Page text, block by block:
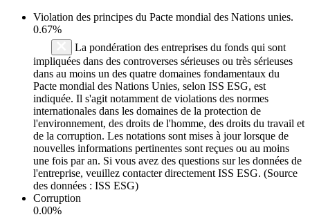
Violation des principes du Pacte mondial des Nations unies.
0.67%
La pondération des entreprises du fonds qui sont
impliquées dans des controverses sérieuses ou très sérieuses
dans au moins un des quatre domaines fondamentaux du
Pacte mondial des Nations Unies, selon ISS ESG, est
indiquée. Il s'agit notamment de violations des normes
internationales dans les domaines de la protection de
l'environnement, des droits de l'homme, des droits du travail et
de la corruption. Les notations sont mises à jour lorsque de
nouvelles informations pertinentes sont reçues ou au moins
une fois par an. Si vous avez des questions sur les données de
l'entreprise, veuillez contacter directement ISS ESG. (Source
des données : ISS ESG)
Corruption
0.00%